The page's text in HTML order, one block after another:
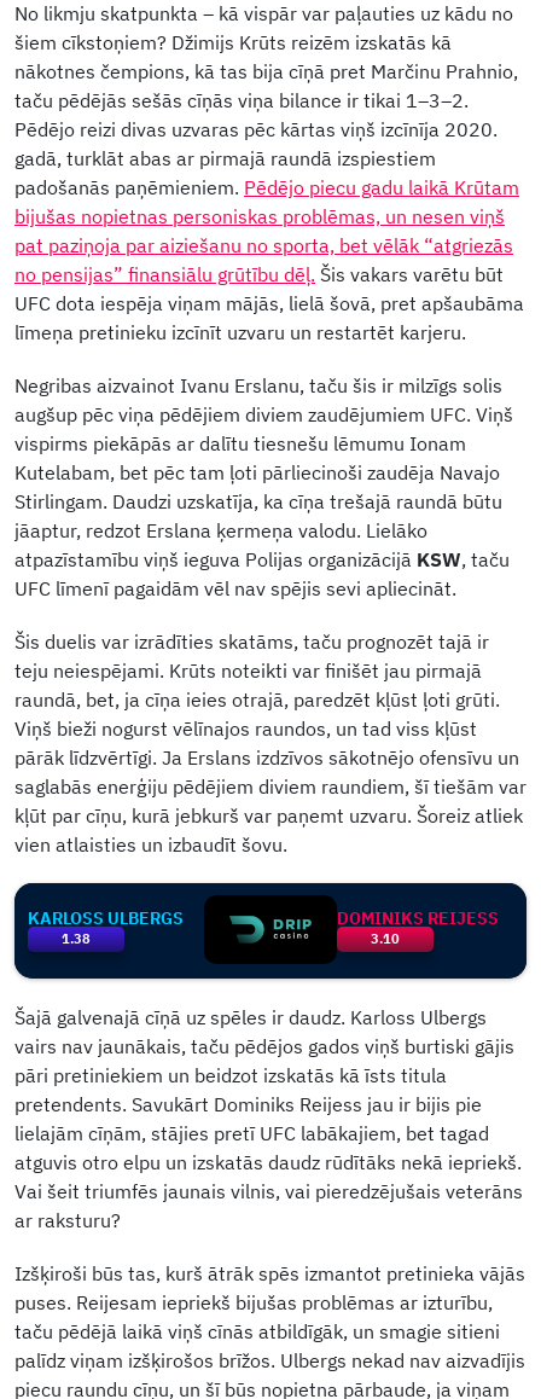
No likmju skatpunkta – kā vispār var paļauties uz kādu no
šiem cīkstoņiem? Džimijs Krūts reizēm izskatās kā
nākotnes čempions, kā tas bija cīņā pret Marčinu Prahnio,
taču pēdējās sešās cīņās viņa bilance ir tikai 1–3–2.
Pēdējo reizi divas uzvaras pēc kārtas viņš izcīnīja 2020.
gadā, turklāt abas ar pirmajā raundā izspiestiem
padošanās paņēmieniem. Pēdējo piecu gadu laikā Krūtam
bijušas nopietnas personiskas problēmas, un nesen viņš
pat paziņoja par aiziešanu no sporta, bet vēlāk “atgriezās
no pensijas” finansiālu grūtību dēļ. Šis vakars varētu būt
UFC dota iespēja viņam mājās, lielā šovā, pret apšaubāma
līmeņa pretinieku izcīnīt uzvaru un restartēt karjeru.
Negribas aizvainot Ivanu Erslanu, taču šis ir milzīgs solis
augšup pēc viņa pēdējiem diviem zaudējumiem UFC. Viņš
vispirms piekāpās ar dalītu tiesnešu lēmumu Ionam
Kutelabam, bet pēc tam ļoti pārliecinoši zaudēja Navajo
Stirlingam. Daudzi uzskatīja, ka cīņa trešajā raundā būtu
jāaptur, redzot Erslana ķermeņa valodu. Lielāko
atpazīstamību viņš ieguva Polijas organizācijā KSW, taču
UFC līmenī pagaidām vēl nav spējis sevi apliecināt.
Šis duelis var izrādīties skatāms, taču prognozēt tajā ir
teju neiespējami. Krūts noteikti var finišēt jau pirmajā
raundā, bet, ja cīņa ieies otrajā, paredzēt kļūst ļoti grūti.
Viņš bieži nogurst vēlīnajos raundos, un tad viss kļūst
pārāk līdzvērtīgi. Ja Erslans izdzīvos sākotnējo ofensīvu un
saglabās enerģiju pēdējiem diviem raundiem, šī tiešām var
kļūt par cīņu, kurā jebkurš var paņemt uzvaru. Šoreiz atliek
vien atlaisties un izbaudīt šovu.
KARLOSS ULBERGS
1.38 3.10
DOMINIKS REIJESS
Šajā galvenajā cīņā uz spēles ir daudz. Karloss Ulbergs
vairs nav jaunākais, taču pēdējos gados viņš burtiski gājis
pāri pretiniekiem un beidzot izskatās kā īsts titula
pretendents. Savukārt Dominiks Reijess jau ir bijis pie
lielajām cīņām, stājies pretī UFC labākajiem, bet tagad
atguvis otro elpu un izskatās daudz rūdītāks nekā iepriekš.
Vai šeit triumfēs jaunais vilnis, vai pieredzējušais veterāns
ar raksturu?
Izšķiroši būs tas, kurš ātrāk spēs izmantot pretinieka vājās
puses. Reijesam iepriekš bijušas problēmas ar izturību,
taču pēdējā laikā viņš cīnās atbildīgāk, un smagie sitieni
palīdz viņam izšķirošos brīžos. Ulbergs nekad nav aizvadījis
piecu raundu cīņu, un šī būs nopietna pārbaude, ja viņam